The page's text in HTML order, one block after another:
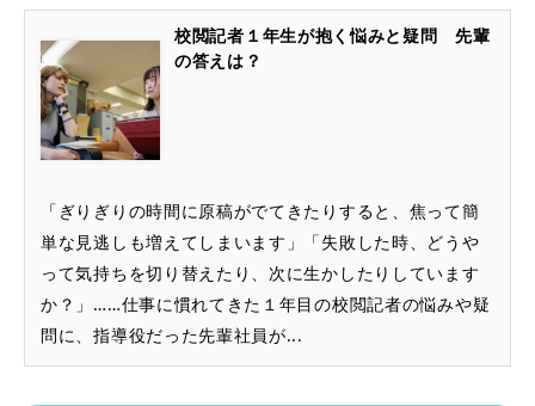
校閲記者１年生が抱く悩みと疑問 先輩
の答えは？
「ぎりぎりの時間に原稿がでてきたりすると、焦って簡
単な見逃しも増えてしまいます」「失敗した時、どうや
って気持ちを切り替えたり、次に生かしたりしています
か？」……仕事に慣れてきた１年目の校閲記者の悩みや疑
問に、指導役だった先輩社員が...